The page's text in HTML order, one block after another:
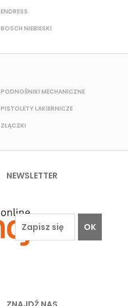
ENDRESS
BOSCH NIEBIESKI
PODNOŚNIKI MECHANICZNE
PISTOLETY LAKIERNICZE
ZŁĄCZKI
NEWSLETTER
OK